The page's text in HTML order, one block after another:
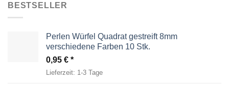
BESTSELLER
Perlen Würfel Quadrat gestreift 8mm
verschiedene Farben 10 Stk.
0,95 €
Lieferzeit: 1-3 Tage